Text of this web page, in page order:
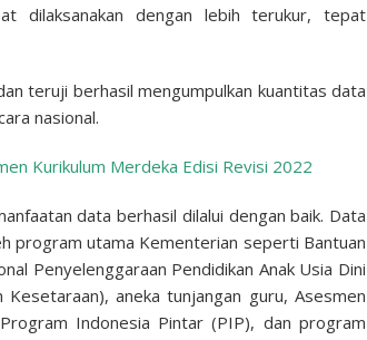
dilaksanakan dengan lebih terukur, tepat
teruji berhasil mengumpulkan kuantitas data
nasional.
Kurikulum Merdeka Edisi Revisi 2022
data berhasil dilalui dengan baik. Data
program utama Kementerian seperti Bantuan
Penyelenggaraan Pendidikan Anak Usia Dini
aneka tunjangan guru, Asesmen
Indonesia Pintar (PIP), dan program